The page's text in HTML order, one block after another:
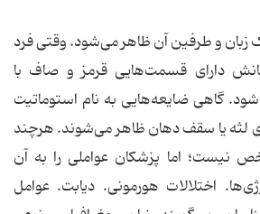
زبان و طرفین آن ظاهر می‌شود. وقتی فرد
دارای قسمت‌هایی قرمز و صاف با
گاهی ضایعه‌هایی به نام استوماتیت
لثه یا سقف دهان ظاهر می‌شوند. هرچند
نیست؛ اما پزشکان عواملی را به آن
اختلالات هورمونی. دیابت. عوامل